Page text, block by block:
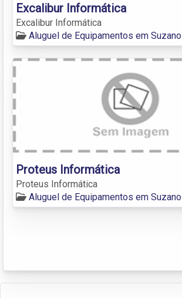
Excalibur Informática
Excalibur Informática
Aluguel de Equipamentos em Suzano
Proteus Informática
Proteus Informática
Aluguel de Equipamentos em Suzano